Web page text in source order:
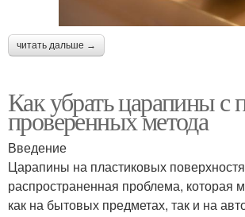
читать дальше →
Как убрать царапины с
проверенных метода
Введение
Царапины на пластиковых
распространенная проблема, которая
как на бытовых предметах, так и на